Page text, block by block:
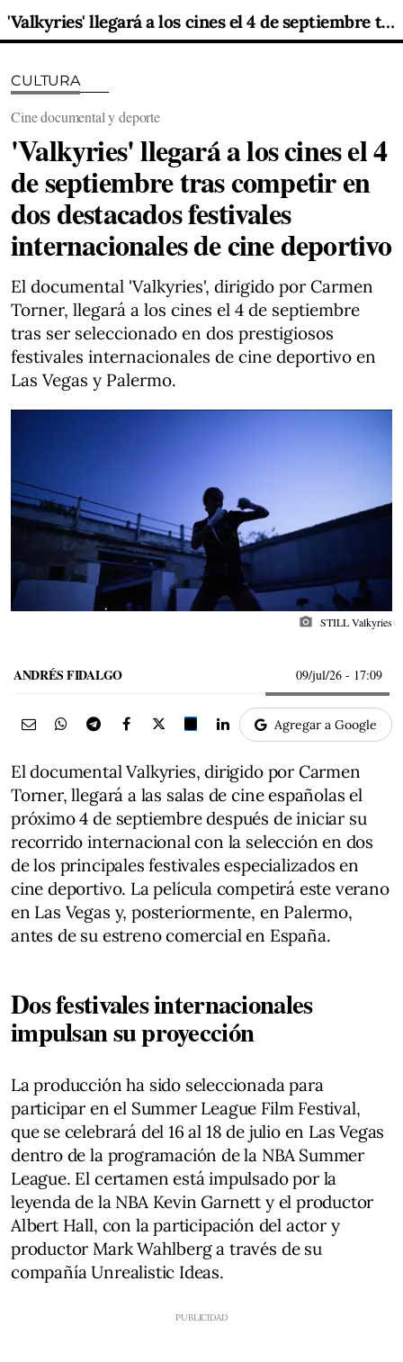
'Valkyries' llegará a los cines el 4 de septiembre tras competir en dos destacados festivales internacionales de cine deportivo
CULTURA
Cine documental y deporte
'Valkyries' llegará a los cines el 4
de septiembre tras competir en
dos destacados festivales
internacionales de cine deportivo
El documental 'Valkyries', dirigido por Carmen
Torner, llegará a los cines el 4 de septiembre
tras ser seleccionado en dos prestigiosos
festivales internacionales de cine deportivo en
Las Vegas y Palermo.
photo_camera STILL Valkyries
ANDRÉS FIDALGO 09/jul/26 - 17:09
Agregar a Google
El documental Valkyries, dirigido por Carmen
Torner, llegará a las salas de cine españolas el
próximo 4 de septiembre después de iniciar su
recorrido internacional con la selección en dos
de los principales festivales especializados en
cine deportivo. La película competirá este verano
en Las Vegas y, posteriormente, en Palermo,
antes de su estreno comercial en España.
Dos festivales internacionales
impulsan su proyección
La producción ha sido seleccionada para
participar en el Summer League Film Festival,
que se celebrará del 16 al 18 de julio en Las Vegas
dentro de la programación de la NBA Summer
League. El certamen está impulsado por la
leyenda de la NBA Kevin Garnett y el productor
Albert Hall, con la participación del actor y
productor Mark Wahlberg a través de su
compañía Unrealistic Ideas.